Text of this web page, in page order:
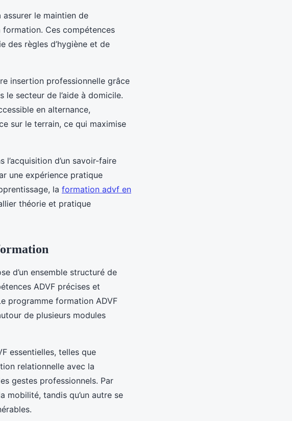
assurer le maintien de
Ces compétences
des règles d’hygiène et de
insertion professionnelle grâce
le secteur de l’aide à domicile.
en alternance,
sur le terrain, ce qui maximise
d’un savoir-faire
une expérience pratique
la formation advf en
théorie et pratique
d’un ensemble structuré de
ADVF précises et
programme formation ADVF
de plusieurs modules
essentielles, telles que
relationnelle avec la
gestes professionnels. Par
mobilité, tandis qu’un autre se